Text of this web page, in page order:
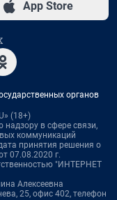
App Store
органов
(18+)
в сфере связи,
коммуникаций
принятия решения о
07.08.2020 г.
"ИНТЕРНЕТ
Алексеевна
25, офис 402, телефон